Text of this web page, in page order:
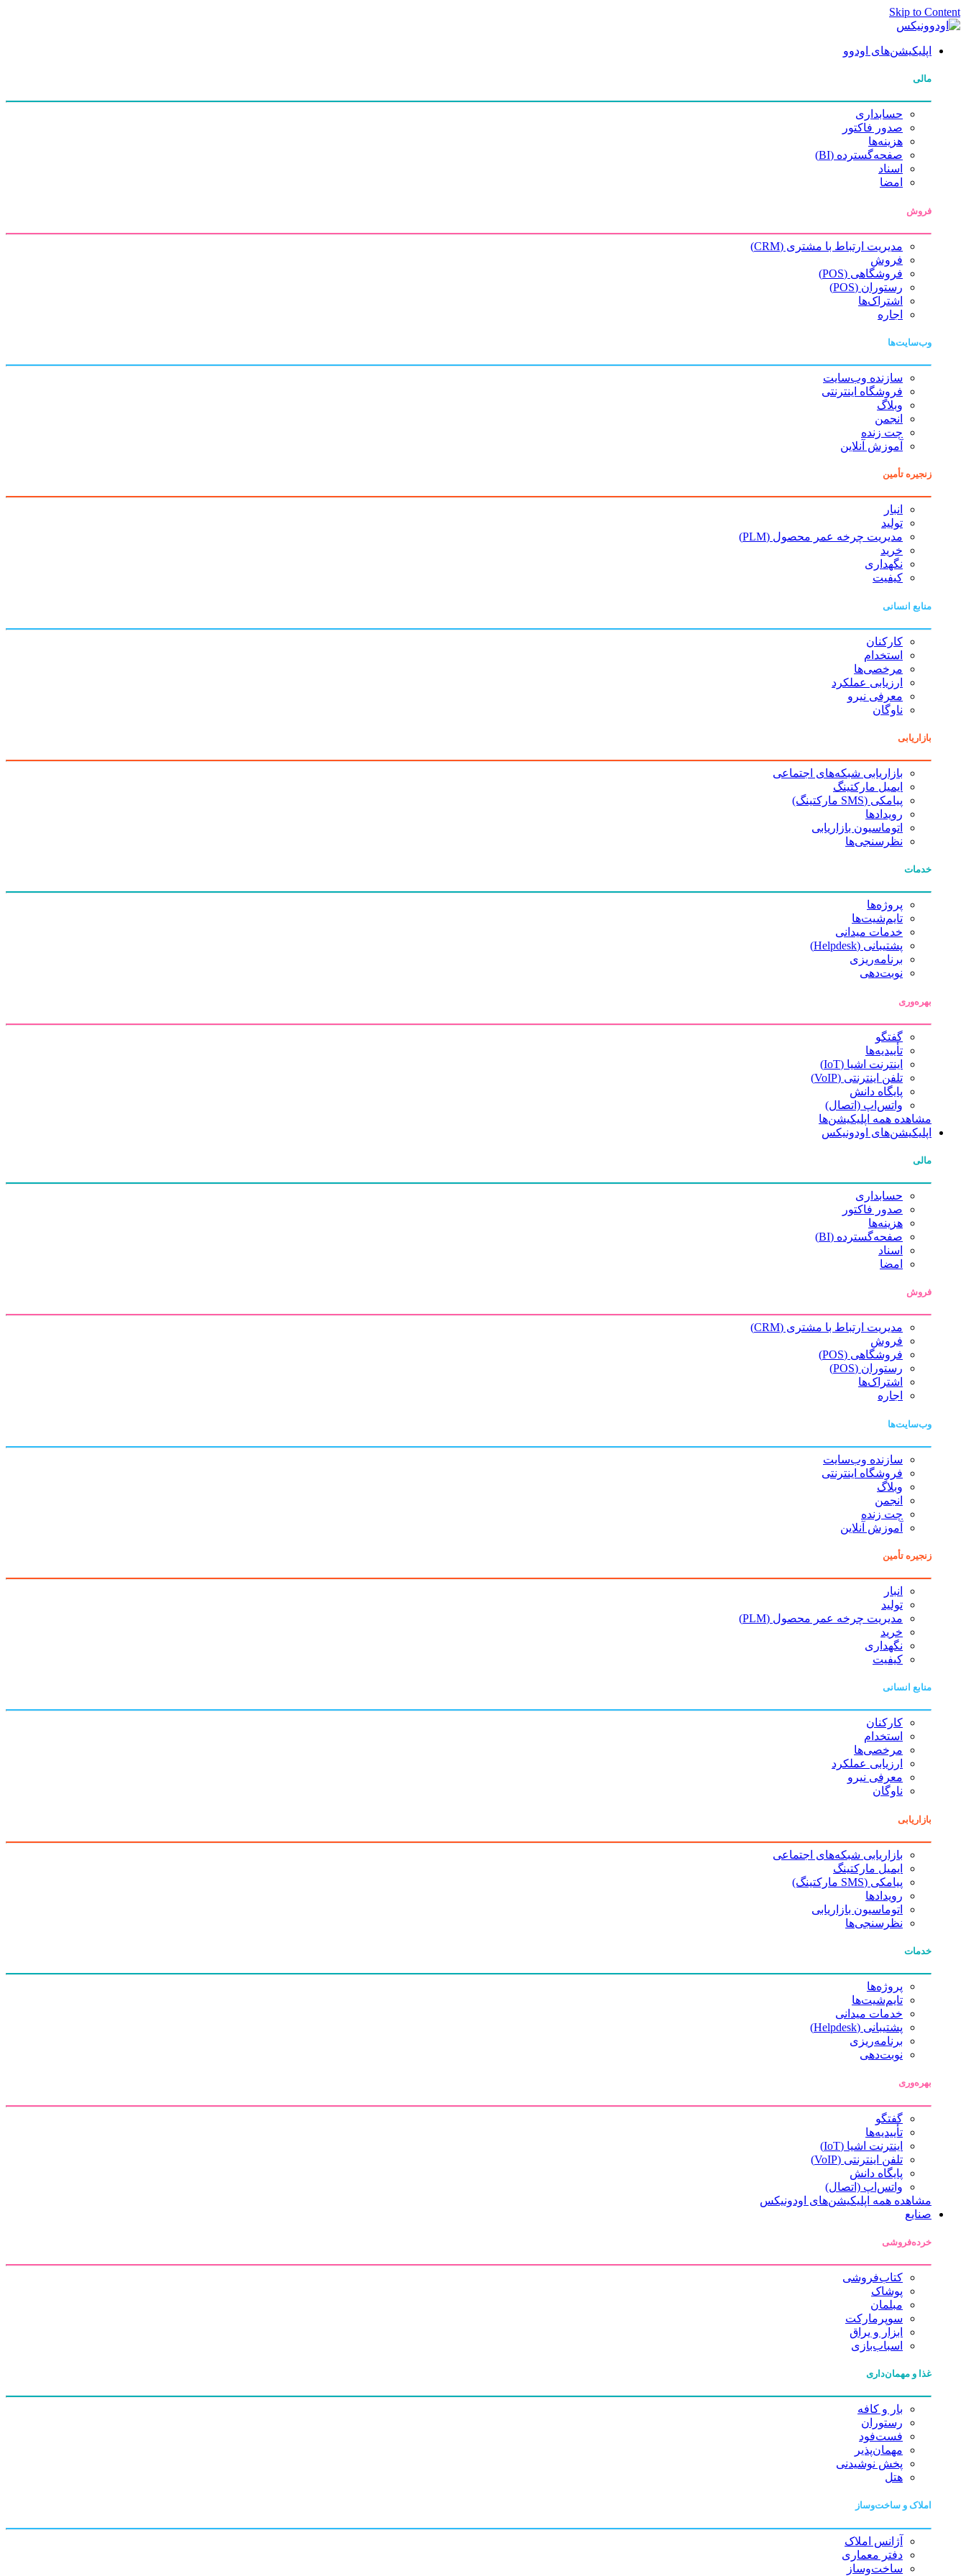
Skip to Content
اپلیکیشن‌های اودوو
مالی
حسابداری
صدور فاکتور
هزینه‌ها
صفحه‌گسترده (BI)
اسناد
امضا
فروش
مدیریت ارتباط با مشتری (CRM)
فروش
فروشگاهی (POS)
رستوران (POS)
اشتراک‌ها
اجاره
وب‌سایت‌ها
سازنده وب‌سایت
فروشگاه اینترنتی
وبلاگ
انجمن
چت زنده
آموزش آنلاین
زنجیره تأمین
انبار
تولید
مدیریت چرخه عمر محصول (PLM)
خرید
نگهداری
کیفیت
منابع انسانی
کارکنان
استخدام
مرخصی‌ها
ارزیابی عملکرد
معرفی نیرو
ناوگان
بازاریابی
بازاریابی شبکه‌های اجتماعی
ایمیل مارکتینگ
پیامکی (SMS مارکتینگ)
رویدادها
اتوماسیون بازاریابی
نظرسنجی‌ها
خدمات
پروژه‌ها
تایم‌شیت‌ها
خدمات میدانی
پشتیبانی (Helpdesk)
برنامه‌ریزی
نوبت‌دهی
بهره‌وری
گفتگو
تأییدیه‌ها
اینترنت اشیا (IoT)
تلفن اینترنتی (VoIP)
پایگاه دانش
واتس‌اپ (اتصال)
مشاهده همه اپلیکیشن‌ها
اپلیکیشن‌های اودونیکس
مالی
حسابداری
صدور فاکتور
هزینه‌ها
صفحه‌گسترده (BI)
اسناد
امضا
فروش
مدیریت ارتباط با مشتری (CRM)
فروش
فروشگاهی (POS)
رستوران (POS)
اشتراک‌ها
اجاره
وب‌سایت‌ها
سازنده وب‌سایت
فروشگاه اینترنتی
وبلاگ
انجمن
چت زنده
آموزش آنلاین
زنجیره تأمین
انبار
تولید
مدیریت چرخه عمر محصول (PLM)
خرید
نگهداری
کیفیت
منابع انسانی
کارکنان
استخدام
مرخصی‌ها
ارزیابی عملکرد
معرفی نیرو
ناوگان
بازاریابی
بازاریابی شبکه‌های اجتماعی
ایمیل مارکتینگ
پیامکی (SMS مارکتینگ)
رویدادها
اتوماسیون بازاریابی
نظرسنجی‌ها
خدمات
پروژه‌ها
تایم‌شیت‌ها
خدمات میدانی
پشتیبانی (Helpdesk)
برنامه‌ریزی
نوبت‌دهی
بهره‌وری
گفتگو
تأییدیه‌ها
اینترنت اشیا (IoT)
تلفن اینترنتی (VoIP)
پایگاه دانش
واتس‌اپ (اتصال)
مشاهده همه اپلیکیشن‌های اودونیکس
صنایع
خرده‌فروشی
کتاب‌فروشی
پوشاک
مبلمان
سوپرمارکت
ابزار و یراق
اسباب‌بازی
غذا و مهمان‌داری
بار و کافه
رستوران
فست‌فود
مهمان‌پذیر
پخش نوشیدنی
هتل
املاک و ساخت‌وساز
آژانس املاک
دفتر معماری
ساخت‌وساز